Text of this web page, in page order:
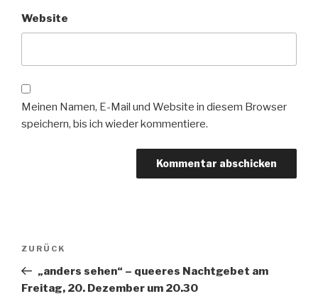
Website
Meinen Namen, E-Mail und Website in diesem Browser
speichern, bis ich wieder kommentiere.
Beitrags-
Vorheriger
Beitrag
ZURÜCK
„anders sehen“ – queeres Nachtgebet am
Freitag, 20. Dezember um 20.30